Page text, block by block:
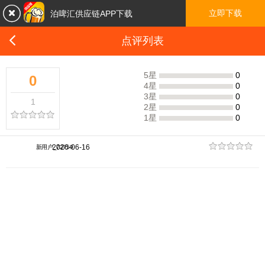
 点评列表
0
1
5星
0
4星
0
3星
0
2星
0
1星
0
新用户_72759
2026-06-16
 泊啤汇供应链APP下载 立即下载